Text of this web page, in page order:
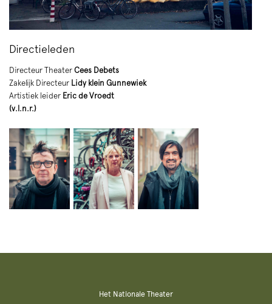
Directieleden
Directeur Theater Cees Debets
Zakelijk Directeur Lidy klein Gunnewiek
Artistiek leider Eric de Vroedt
(v.l.n.r.)
Het Nationale Theater